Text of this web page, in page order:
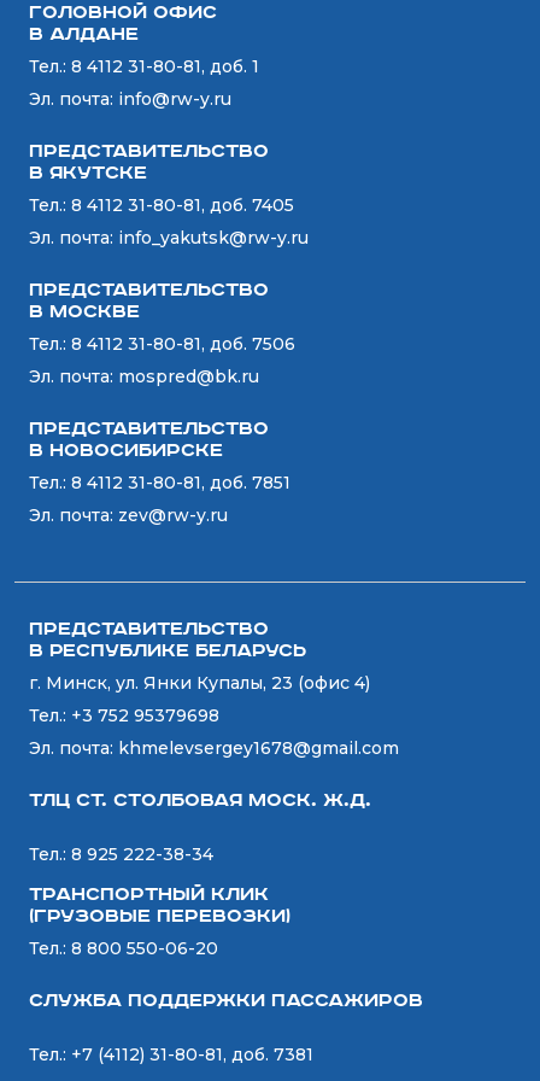
Головной офис
в Алдане
Тел.: 8 4112 31-80-81, доб. 1
Эл. почта: info@rw-y.ru
Представительство
в Якутске
Тел.: 8 4112 31-80-81, доб. 7405
Эл. почта: info_yakutsk@rw-y.ru
Представительство
в Москве
Тел.: 8 4112 31-80-81, доб. 7506
Эл. почта: mospred@bk.ru
Представительство
в Новосибирске
Тел.: 8 4112 31-80-81, доб. 7851
Эл. почта: zev@rw-y.ru
Представительство
в Республике Беларусь
г. Минск, ул. Янки Купалы, 23 (офис 4)
Тел.: +3 752 95379698
Эл. почта: khmelevsergey1678@gmail.com
ТЛЦ ст. СТОЛБОВАЯ Моск. Ж.Д.
Тел.: 8 925 222-38-34
Транспортный Клик
(Грузовые перевозки)
Тел.: 8 800 550-06-20
Служба поддержки пассажиров
Тел.: +7 (4112) 31-80-81, доб. 7381